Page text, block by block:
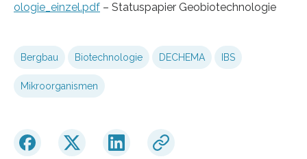
ologie_einzel.pdf – Statuspapier Geobiotechnologie
Bergbau Biotechnologie DECHEMA IBS
Mikroorganismen